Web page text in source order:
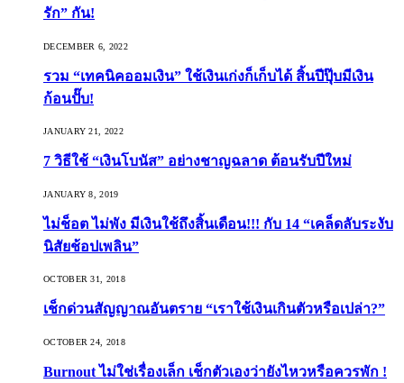
รัก” กัน!
DECEMBER 6, 2022
รวม “เทคนิคออมเงิน” ใช้เงินเก่งก็เก็บได้ สิ้นปีปุ๊บมีเงิน
ก้อนปั๊บ!
JANUARY 21, 2022
7 วิธีใช้ “เงินโบนัส” อย่างชาญฉลาด ต้อนรับปีใหม่
JANUARY 8, 2019
ไม่ช็อต ไม่พัง มีเงินใช้ถึงสิ้นเดือน!!! กับ 14 “เคล็ดลับระงับ
นิสัยช้อปเพลิน”
OCTOBER 31, 2018
เช็กด่วนสัญญาณอันตราย “เราใช้เงินเกินตัวหรือเปล่า?”
OCTOBER 24, 2018
Burnout ไม่ใช่เรื่องเล็ก เช็กตัวเองว่ายังไหวหรือควรพัก !